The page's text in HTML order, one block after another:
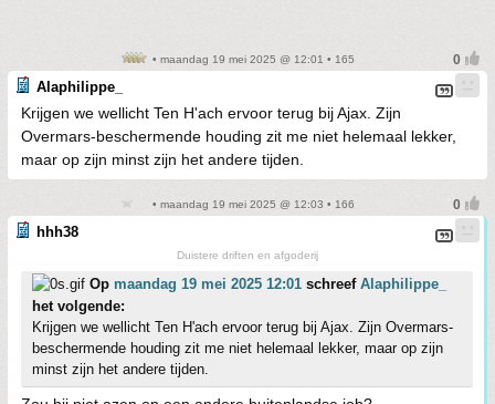
• maandag 19 mei 2025 @ 12:01 • 165
Alaphilippe_
Krijgen we wellicht Ten H'ach ervoor terug bij Ajax. Zijn
Overmars-beschermende houding zit me niet helemaal lekker,
maar op zijn minst zijn het andere tijden.
• maandag 19 mei 2025 @ 12:03 • 166
hhh38
Duistere driften en afgoderij
Op maandag 19 mei 2025 12:01 schreef Alaphilippe_
het volgende:
Krijgen we wellicht Ten H'ach ervoor terug bij Ajax. Zijn Overmars-
beschermende houding zit me niet helemaal lekker, maar op zijn
minst zijn het andere tijden.